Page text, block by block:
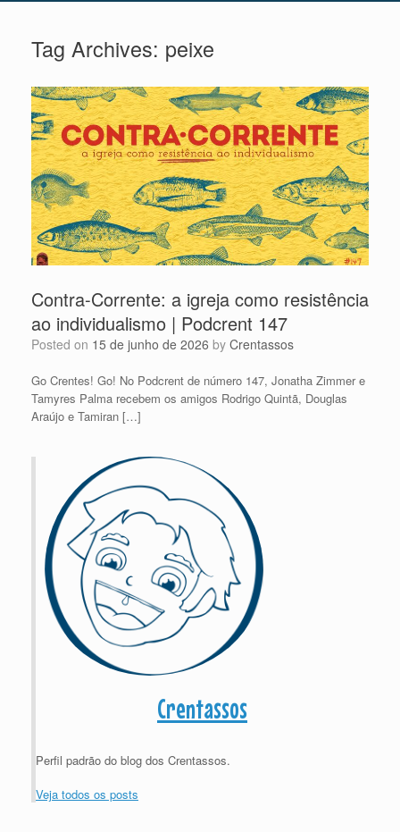
Tag Archives: peixe
Contra-Corrente: a igreja como resistência
ao individualismo | Podcrent 147
Posted on 15 de junho de 2026 by Crentassos
Go Crentes! Go! No Podcrent de número 147, Jonatha Zimmer e
Tamyres Palma recebem os amigos Rodrigo Quintã, Douglas
Araújo e Tamiran […]
Crentassos
Perfil padrão do blog dos Crentassos.
Veja todos os posts